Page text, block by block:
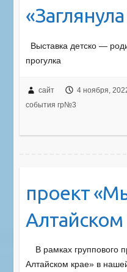
Выставка детско —
прогулка
сайт 4 ноября,
события гр№3
проект
Алтайском
В рамках группового
Алтайском крае» в